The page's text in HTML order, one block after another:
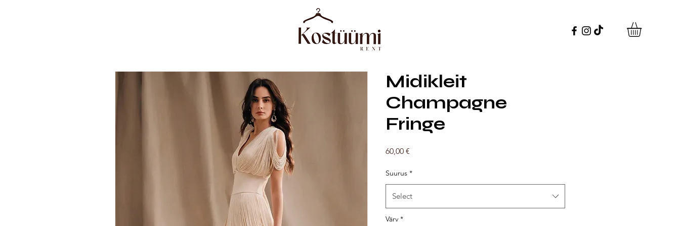
Midikleit
Champagne
Fringe
60,00 €
Suurus *
Select
Värv *